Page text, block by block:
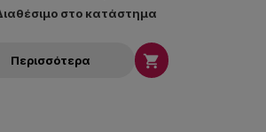
στο κατάστημα
Περισσότερα 